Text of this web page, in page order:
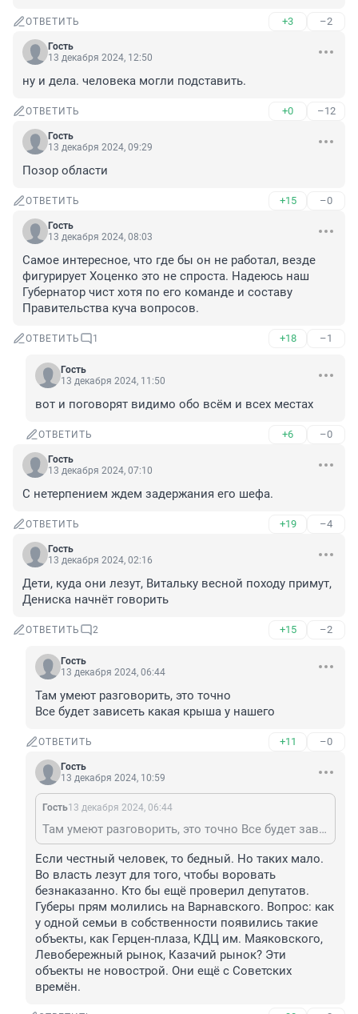
ОТВЕТИТЬ +3 –2
Гость
13 декабря 2024, 12:50
ну и дела. человека могли подставить.
ОТВЕТИТЬ +0 –12
Гость
13 декабря 2024, 09:29
Позор области
ОТВЕТИТЬ +15 –0
Гость
13 декабря 2024, 08:03
Самое интересное, что где бы он не работал, везде
фигурирует Хоценко это не спроста. Надеюсь наш
Губернатор чист хотя по его команде и составу
Правительства куча вопросов.
ОТВЕТИТЬ 1 +18 –1
Гость
13 декабря 2024, 11:50
вот и поговорят видимо обо всём и всех местах
ОТВЕТИТЬ +6 –0
Гость
13 декабря 2024, 07:10
С нетерпением ждем задержания его шефа.
ОТВЕТИТЬ +19 –4
Гость
13 декабря 2024, 02:16
Дети, куда они лезут, Витальку весной походу примут,
Дениска начнёт говорить
ОТВЕТИТЬ 2 +15 –2
Гость
13 декабря 2024, 06:44
Там умеют разговорить, это точно
Все будет зависеть какая крыша у нашего
ОТВЕТИТЬ +11 –0
Гость
13 декабря 2024, 10:59
Гость13 декабря 2024, 06:44
Там умеют разговорить, это точно Все будет зависеть какая крыша у нашего
Если честный человек, то бедный. Но таких мало.
Во власть лезут для того, чтобы воровать
безнаказанно. Кто бы ещё проверил депутатов.
Губеры прям молились на Варнавского. Вопрос: как
у одной семьи в собственности появились такие
объекты, как Герцен-плаза, КДЦ им. Маяковского,
Левобережный рынок, Казачий рынок? Эти
объекты не новострой. Они ещё с Советских
времён.